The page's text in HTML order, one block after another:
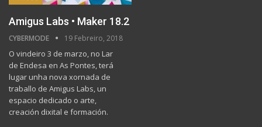
Amigus Labs • Maker 18.2
CYBERMODE 19 Febreiro, 2018
O vindeiro 3 de marzo, no Lar
de Endesa en As Pontes, terá
lugar unha nova xornada de
traballo de Amigus Labs, un
espacio dedicado o arte,
creación dixital e formación.